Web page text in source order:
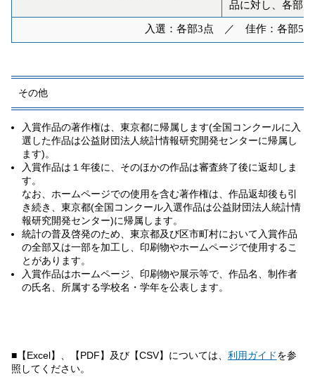
品に対し、各部1
入選 ：各部3点 ／ 佳作：各部5
その他
入賞作品の著作権は、東京都に帰属します(全国コンクールに入
選した作品は公益財団法人統計情報研究開発センターに帰属し
ます)。
入賞作品は１年後に、そのほかの作品は審査終了後に返却しま
す。
なお、ホームページでの使用を含む著作権は、作品返却後も引
き続き、東京都(全国コンクール入選作品は公益財団法人統計情
報研究開発センター)に帰属します。
統計の普及啓発のため、東京都及び区市町村において入賞作品
の全部又は一部を加工し、印刷物やホームページで使用するこ
とがあります。
入賞作品はホームページ、印刷物や展示等で、作品名、制作者
の氏名、所属する学校名・学年を公表します。
■【Excel】、【PDF】及び【CSV】については、 利用ガイドを参
照してください。